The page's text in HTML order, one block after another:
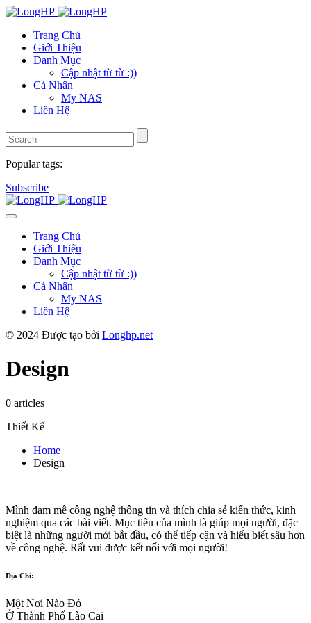
Trang Chủ
Giới Thiệu
Danh Mục
Cập nhật từ từ :))
Cá Nhân
My NAS
Liên Hệ
Popular tags:
Subscribe
Trang Chủ
Giới Thiệu
Danh Mục
Cập nhật từ từ :))
Cá Nhân
My NAS
Liên Hệ
© 2024 Được tạo bởi Longhp.net
Design
0 articles
Thiết Kế
Home
Design
Mình đam mê công nghệ thông tin và thích chia sẻ kiến thức, kinh
nghiệm qua các bài viết. Mục tiêu của mình là giúp mọi người, đặc
biệt là những người mới bắt đầu, có thể tiếp cận và hiểu biết sâu hơn
về công nghệ. Rất vui được kết nối với mọi người!
Địa Chỉ:
Một Nơi Nào Đó
Ở Thành Phố Lào Cai